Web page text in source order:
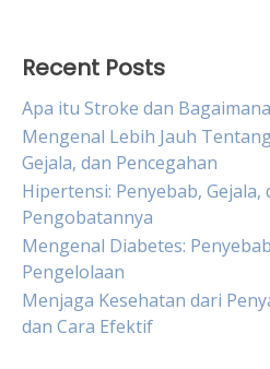
Recent Posts
Apa itu Stroke dan
Mengenal Lebih Jauh
Gejala, dan Pencegahan
Hipertensi: Penyebab, Gejala,
Pengobatannya
Mengenal Diabetes:
Pengelolaan
Menjaga Kesehatan dari
dan Cara Efektif